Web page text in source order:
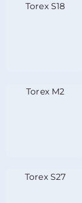
Torex S18
Torex M2
Torex S27